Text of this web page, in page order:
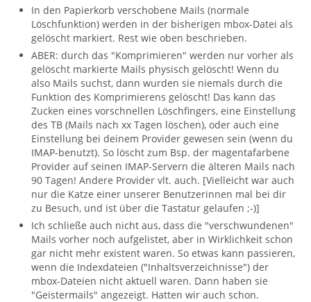
In den Papierkorb verschobene Mails (normale
Löschfunktion) werden in der bisherigen mbox-Datei als
gelöscht markiert. Rest wie oben beschrieben.
ABER: durch das "Komprimieren" werden nur vorher als
gelöscht markierte Mails physisch gelöscht! Wenn du
also Mails suchst, dann wurden sie niemals durch die
Funktion des Komprimierens gelöscht! Das kann das
Zucken eines vorschnellen Löschfingers, eine Einstellung
des TB (Mails nach xx Tagen löschen), oder auch eine
Einstellung bei deinem Provider gewesen sein (wenn du
IMAP-benutzt). So löscht zum Bsp. der magentafarbene
Provider auf seinen IMAP-Servern die älteren Mails nach
90 Tagen! Andere Provider vlt. auch. [Vielleicht war auch
nur die Katze einer unserer Benutzerinnen mal bei dir
zu Besuch, und ist über die Tastatur gelaufen ;-)]
Ich schließe auch nicht aus, dass die "verschwundenen"
Mails vorher noch aufgelistet, aber in Wirklichkeit schon
gar nicht mehr existent waren. So etwas kann passieren,
wenn die Indexdateien ("Inhaltsverzeichnisse") der
mbox-Dateien nicht aktuell waren. Dann haben sie
"Geistermails" angezeigt. Hatten wir auch schon.